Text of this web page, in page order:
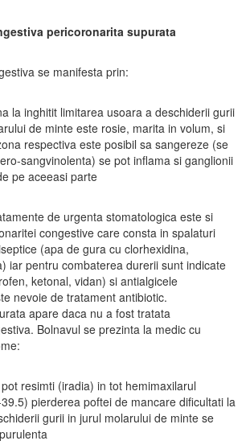
pericoronarita supurata
se manifesta prin:
la inghitit limitarea usoara a deschiderii gurii
de minte este rosie, marita in volum, si
respectiva este posibil sa sangereze (se
sangvinolenta) se pot inflama si ganglionii
pe aceeasi parte
de urgenta stomatologica este si
congestive care consta in spalaturi
(apa de gura cu clorhexidina,
iar pentru combaterea durerii sunt indicate
ketonal, vidan) si antialgicele
nevoie de tratament antibiotic.
apare daca nu a fost tratata
Bolnavul se prezinta la medic cu
resimti (iradia) in tot hemimaxilarul
pierderea poftei de mancare dificultati la
gurii in jurul molarului de minte se